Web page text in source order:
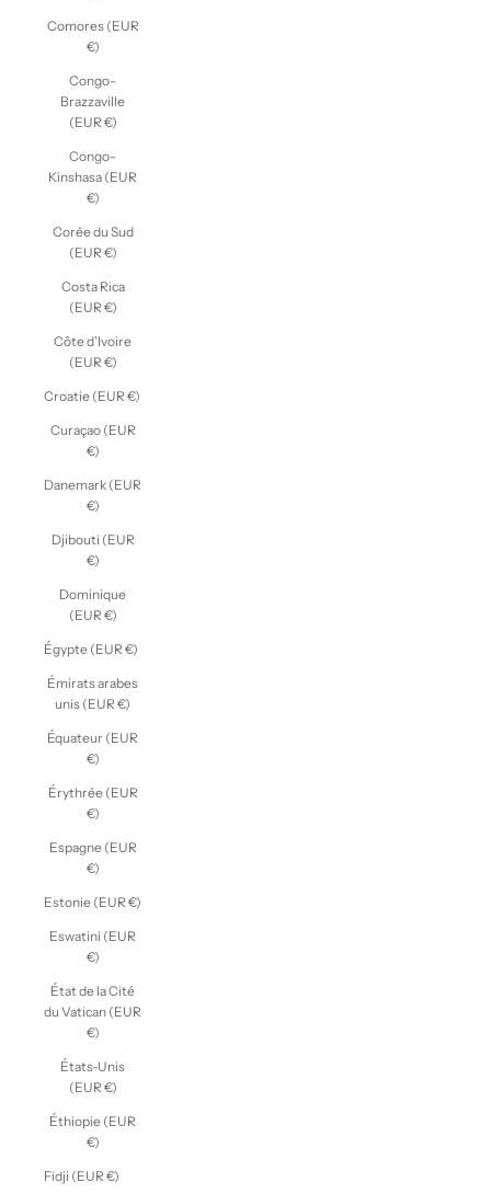
Comores (EUR
€)
Congo-
Brazzaville
(EUR €)
Congo-
Kinshasa (EUR
€)
Corée du Sud
(EUR €)
Costa Rica
(EUR €)
Côte d’Ivoire
(EUR €)
Croatie (EUR €)
Curaçao (EUR
€)
Danemark (EUR
€)
Djibouti (EUR
€)
Dominique
(EUR €)
Égypte (EUR €)
Émirats arabes
unis (EUR €)
Équateur (EUR
€)
Érythrée (EUR
€)
Espagne (EUR
€)
Estonie (EUR €)
Eswatini (EUR
€)
État de la Cité
du Vatican (EUR
€)
États-Unis
(EUR €)
Éthiopie (EUR
€)
Fidji (EUR €)